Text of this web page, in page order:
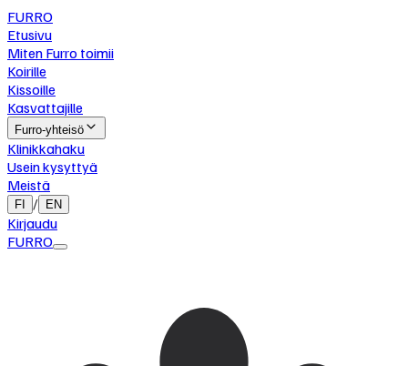
FURRO
Etusivu
Miten Furro toimii
Koirille
Kissoille
Kasvattajille
Furro-yhteisö
Klinikkahaku
Usein kysyttyä
Meistä
FI / EN
Kirjaudu
FURRO